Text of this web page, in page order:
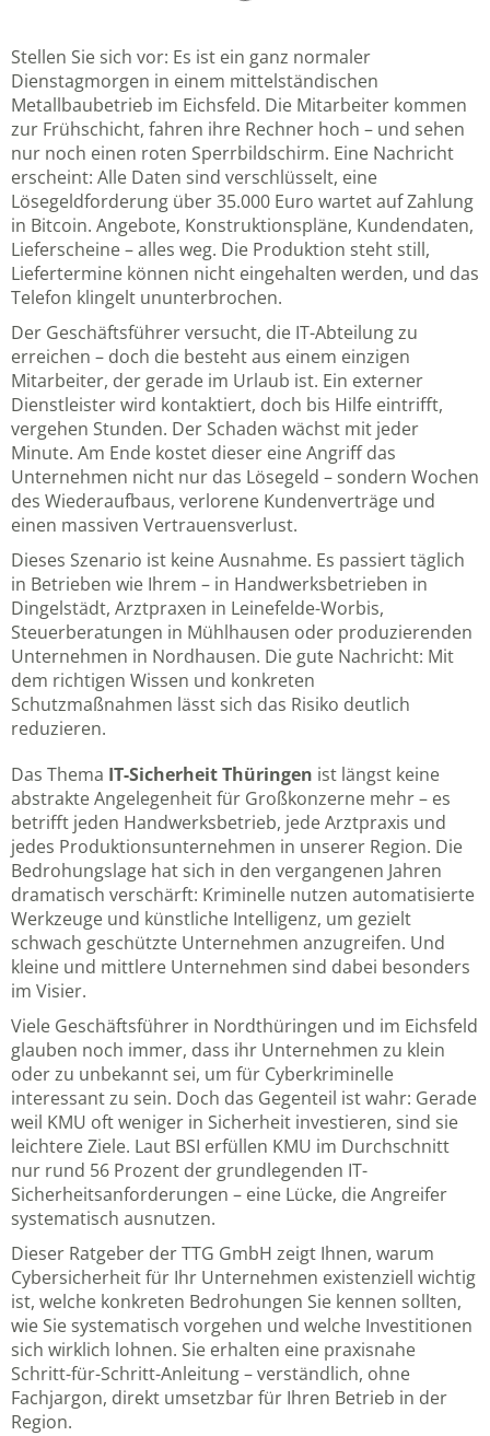
Stellen Sie sich vor: Es ist ein ganz normaler
Dienstagmorgen in einem mittelständischen
Metallbaubetrieb im Eichsfeld. Die Mitarbeiter kommen
zur Frühschicht, fahren ihre Rechner hoch – und sehen
nur noch einen roten Sperrbildschirm. Eine Nachricht
erscheint: Alle Daten sind verschlüsselt, eine
Lösegeldforderung über 35.000 Euro wartet auf Zahlung
in Bitcoin. Angebote, Konstruktionspläne, Kundendaten,
Lieferscheine – alles weg. Die Produktion steht still,
Liefertermine können nicht eingehalten werden, und das
Telefon klingelt ununterbrochen.
Der Geschäftsführer versucht, die IT-Abteilung zu
erreichen – doch die besteht aus einem einzigen
Mitarbeiter, der gerade im Urlaub ist. Ein externer
Dienstleister wird kontaktiert, doch bis Hilfe eintrifft,
vergehen Stunden. Der Schaden wächst mit jeder
Minute. Am Ende kostet dieser eine Angriff das
Unternehmen nicht nur das Lösegeld – sondern Wochen
des Wiederaufbaus, verlorene Kundenverträge und
einen massiven Vertrauensverlust.
Dieses Szenario ist keine Ausnahme. Es passiert täglich
in Betrieben wie Ihrem – in Handwerksbetrieben in
Dingelstädt, Arztpraxen in Leinefelde-Worbis,
Steuerberatungen in Mühlhausen oder produzierenden
Unternehmen in Nordhausen. Die gute Nachricht: Mit
dem richtigen Wissen und konkreten
Schutzmaßnahmen lässt sich das Risiko deutlich
reduzieren.
Das Thema IT-Sicherheit Thüringen ist längst keine
abstrakte Angelegenheit für Großkonzerne mehr – es
betrifft jeden Handwerksbetrieb, jede Arztpraxis und
jedes Produktionsunternehmen in unserer Region. Die
Bedrohungslage hat sich in den vergangenen Jahren
dramatisch verschärft: Kriminelle nutzen automatisierte
Werkzeuge und künstliche Intelligenz, um gezielt
schwach geschützte Unternehmen anzugreifen. Und
kleine und mittlere Unternehmen sind dabei besonders
im Visier.
Viele Geschäftsführer in Nordthüringen und im Eichsfeld
glauben noch immer, dass ihr Unternehmen zu klein
oder zu unbekannt sei, um für Cyberkriminelle
interessant zu sein. Doch das Gegenteil ist wahr: Gerade
weil KMU oft weniger in Sicherheit investieren, sind sie
leichtere Ziele. Laut BSI erfüllen KMU im Durchschnitt
nur rund 56 Prozent der grundlegenden IT-
Sicherheitsanforderungen – eine Lücke, die Angreifer
systematisch ausnutzen.
Dieser Ratgeber der TTG GmbH zeigt Ihnen, warum
Cybersicherheit für Ihr Unternehmen existenziell wichtig
ist, welche konkreten Bedrohungen Sie kennen sollten,
wie Sie systematisch vorgehen und welche Investitionen
sich wirklich lohnen. Sie erhalten eine praxisnahe
Schritt-für-Schritt-Anleitung – verständlich, ohne
Fachjargon, direkt umsetzbar für Ihren Betrieb in der
Region.